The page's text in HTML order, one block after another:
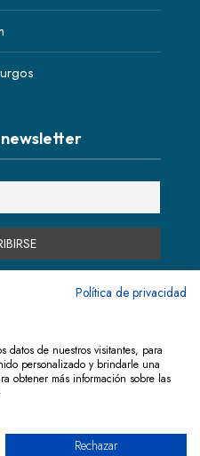
– NextGenerationEU
de Experiencia
Política de privacidad
datos de nuestros visitantes, para
personalizado y brindarle una
obtener más información sobre las
Rechazar